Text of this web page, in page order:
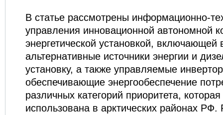
В статье рассмотрены информационно-
управления инновационной автономной
энергетической установкой, включающей
альтернативные источники энергии и
установку, а также управляемые
обеспечивающие энергообеспечение
различных категорий приоритета,
использована в арктических районах РФ.